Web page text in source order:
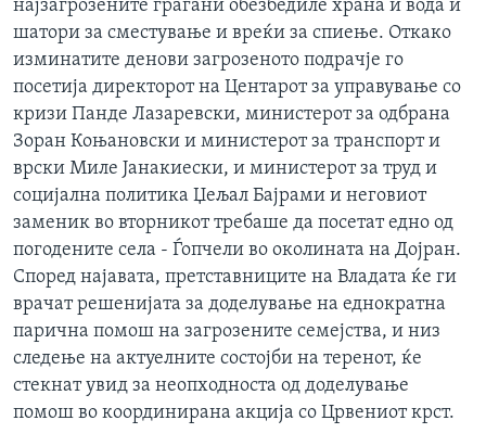
најзагрозените граѓани обезбедиле храна и вода и
шатори за сместување и вреќи за спиење. Откако
изминатите денови загрозеното подрачје го
посетија директорот на Центарот за управување со
кризи Панде Лазаревски, министерот за одбрана
Зоран Коњановски и министерот за транспорт и
врски Миле Јанакиески, и министерот за труд и
социјална политика Џељал Бајрами и неговиот
заменик во вторникот требаше да посетат едно од
погодените села - Ѓопчели во околината на Дојран.
Според најавата, претставниците на Владата ќе ги
врачат решенијата за доделување на еднократна
парична помош на загрозените семејства, и низ
следење на актуелните состојби на теренот, ќе
стекнат увид за неопходноста од доделување
помош во координирана акција со Црвениот крст.